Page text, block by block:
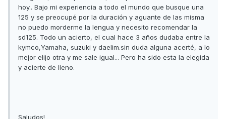
hoy.. Bajo mi experiencia a todo el mundo que busque una
125 y se preocupé por la duración y aguante de las misma
no puedo morderme la lengua y necesito recomendar la
sd125. Todo un acierto, el cual hace 3 años dudaba entre la
kymco,Yamaha, suzuki y daelim.sin duda alguna acerté, a lo
mejor elijo otra y me sale igual... Pero ha sido esta la elegida
y acierte de lleno.
Saludos!